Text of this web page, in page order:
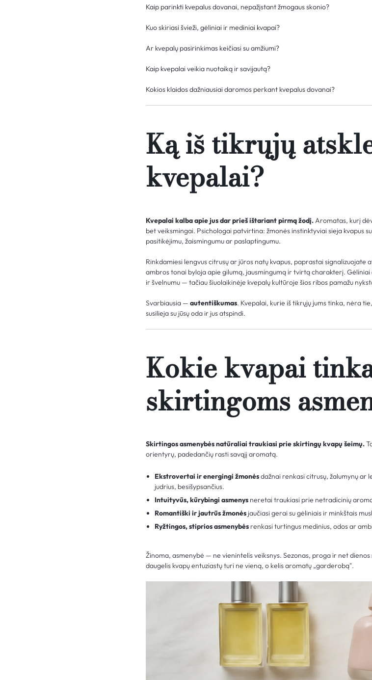
Kaip parinkti kvepalus dovanai, nepažįstant žmogaus skonio?
Kuo skiriasi švieži, gėliniai ir mediniai kvapai?
Ar kvepalų pasirinkimas keičiasi su amžiumi?
Kaip kvepalai veikia nuotaiką ir savijautą?
Kokios klaidos dažniausiai daromos perkant kvepalus dovanai?
Ką iš tikrųjų
kvepalai?
Kvepalai kalba apie jus dar prieš ištariant pirmą žodį.Aromatas, kurį
bet veiksmingai. Psichologai patvirtina: žmonės instinktyviai sieja kvapus
pasitikėjimu, žaismingumu ar paslaptingumu.
Rinkdamiesi lengvus citrusų ar jūros natų kvapus, paprastai signalizuojate
ambros tonai byloja apie gilumą, jausmingumą ir tvirtą charakterį.
ir švelnumu — tačiau šiuolaikinėje kvepalų kultūroje šios ribos pamažu
Svarbiausia — autentiškumas. Kvepalai, kurie iš tikrųjų jums tinka, nėra
susilieja su jūsų oda ir jus atspindi.
Kokie kvapai
skirtingoms
Skirtingos asmenybės natūraliai traukiasi prie skirtingų kvapų šeimų.
orientyrų, padedančių rasti savąjį aromatą.
Ekstrovertai ir energingi žmonėsdažnai renkasi citrusų, žalumynų ar
judrius, besišypsančius.
Intuityvūs, kūrybingi asmenys neretai traukiasi prie netradicinių
Romantiški ir jautrūs žmonės jaučiasi gerai su gėliniais ir minkštais
Ryžtingos, stiprios asmenybės renkasi turtingus medinius, odos ar
Žinoma, asmenybė — ne vienintelis veiksnys. Sezonas, proga ir net
daugelis kvapų entuziastų turi ne vieną, o kelis aromatų „garderobą".